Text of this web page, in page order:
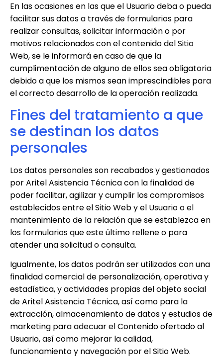
En las ocasiones en las que el Usuario deba o pueda
facilitar sus datos a través de formularios para
realizar consultas, solicitar información o por
motivos relacionados con el contenido del Sitio
Web, se le informará en caso de que la
cumplimentación de alguno de ellos sea obligatoria
debido a que los mismos sean imprescindibles para
el correcto desarrollo de la operación realizada.
Fines del tratamiento a que
se destinan los datos
personales
Los datos personales son recabados y gestionados
porAritel Asistencia Técnicacon la finalidad de
poder facilitar, agilizar y cumplir los compromisos
establecidos entre el Sitio Web y el Usuario o el
mantenimiento de la relación que se establezca en
los formularios que este último rellene o para
atender una solicitud o consulta.
Igualmente, los datos podrán ser utilizados con una
finalidad comercial de personalización, operativa y
estadística, y actividades propias del objeto social
deAritel Asistencia Técnica, así como para la
extracción, almacenamiento de datos y estudios de
marketing para adecuar el Contenido ofertado al
Usuario, así como mejorar la calidad,
funcionamiento y navegación por el Sitio Web.